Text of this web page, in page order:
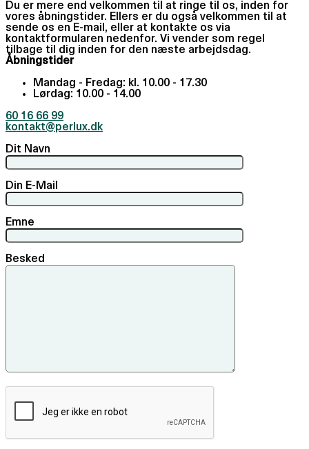
Du er mere end velkommen til at ringe til os, inden for
vores åbningstider. Ellers er du også velkommen til at
sende os en E-mail, eller at kontakte os via
kontaktformularen nedenfor. Vi vender som regel
tilbage til dig inden for den næste arbejdsdag.
Åbningstider
Mandag - Fredag: kl. 10.00 - 17.30
Lørdag: 10.00 - 14.00
60 16 66 99
kontakt@perlux.dk
Dit Navn
Din E-Mail
Emne
Besked